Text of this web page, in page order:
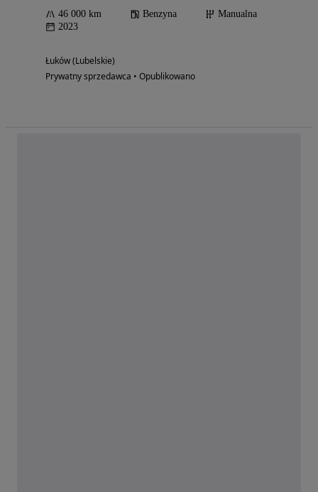
46 000 km Benzyna
Manualna
2023
Łuków (Lubelskie)
Prywatny sprzedawca • Opublikowano